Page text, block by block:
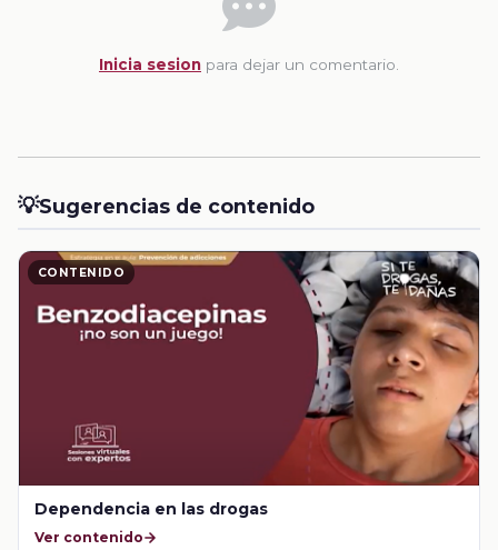
Inicia sesion para dejar un comentario.
💡Sugerencias de contenido
CONTENIDO
Dependencia en las drogas
Ver contenido